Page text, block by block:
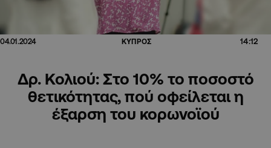
04.01.2024 ΚΥΠΡΟΣ 14:12
Δρ. Κολιού: Στο 10% το ποσοστό
θετικότητας, πού οφείλεται η
έξαρση του κορωνοϊού